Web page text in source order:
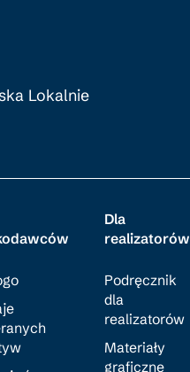
Lokalnie
Dla
realizatorów
Podręcznik
dla
realizatorów
Materiały
graficzne